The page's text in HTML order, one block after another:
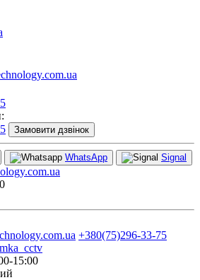
Замовити дзвінок
WhatsApp Signal
+380(75)296-33-75
15:00